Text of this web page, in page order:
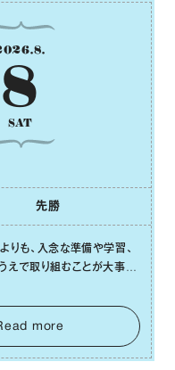
.8.
8
SAT
先勝
りも、⼊念な準備や学習、
えで取り組むことが⼤事な
伝える⼯夫をしたり、あなた
⼈をいたわることに時間を
っかりとエネルギーを蓄
に変えましょう。
more